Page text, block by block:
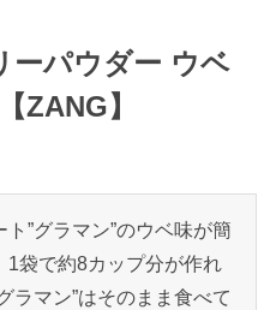
ーパウダー ウベ
ZANG】
”グラマン”のウベ味が簡
1袋で約8カップ分が作れ
ラマン”はそのまま食べて